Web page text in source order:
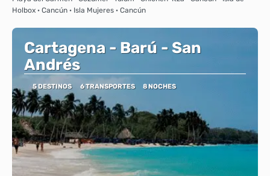
Holbox · Cancún · Isla Mujeres · Cancún
Cartagena - Barú - San
Andrés
5 DESTINOS 6 TRANSPORTES 8 NOCHES